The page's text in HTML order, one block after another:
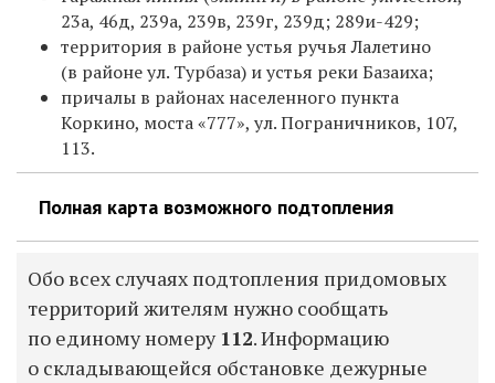
23а, 46д, 239а, 239в, 239г, 239д; 289и-429;
территория в районе устья ручья Лалетино
(в районе ул. Турбаза) и устья реки Базаиха;
причалы в районах населенного пункта
Коркино, моста «777», ул. Пограничников, 107,
113.
Полная карта возможного подтопления
Обо всех случаях подтопления придомовых
территорий жителям нужно сообщать
по единому номеру 112. Информацию
о складывающейся обстановке дежурные